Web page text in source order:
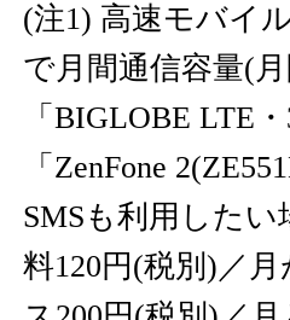
(注1) 高速モバイ
で月間通信容量(
「BIGLOBE LTE
「ZenFone
SMSも利用した
料120円(税別)／